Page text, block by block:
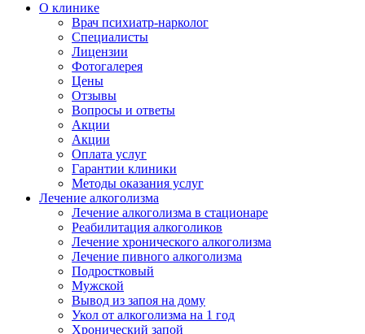
О клинике
Врач психиатр-нарколог
Специалисты
Лицензии
Фотогалерея
Цены
Отзывы
Вопросы и ответы
Акции
Акции
Оплата услуг
Гарантии клиники
Методы оказания услуг
Лечение алкоголизма
Лечение алкоголизма в стационаре
Реабилитация алкоголиков
Лечение хронического алкоголизма
Лечение пивного алкоголизма
Подростковый
Мужской
Вывод из запоя на дому
Укол от алкоголизма на 1 год
Хронический запой